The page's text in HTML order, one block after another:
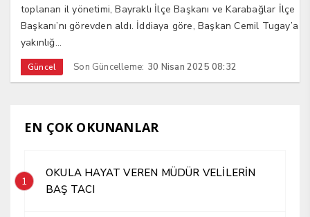
toplanan il yönetimi, Bayraklı İlçe Başkanı ve Karabağlar İlçe
Başkanı’nı görevden aldı. İddiaya göre, Başkan Cemil Tugay’a
yakınlığ...
Güncel Son Güncelleme: 30 Nisan 2025 08:32
EN ÇOK OKUNANLAR
1
OKULA HAYAT VEREN MÜDÜR VELİLERİN
BAŞ TACI